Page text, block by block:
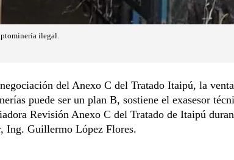
ilegal.
del Anexo C del Tratado Itaipú, la
puede ser un plan B, sostiene el exasesor
Revisión Anexo C del Tratado de Itaipú
Ing. Guillermo López Flores.